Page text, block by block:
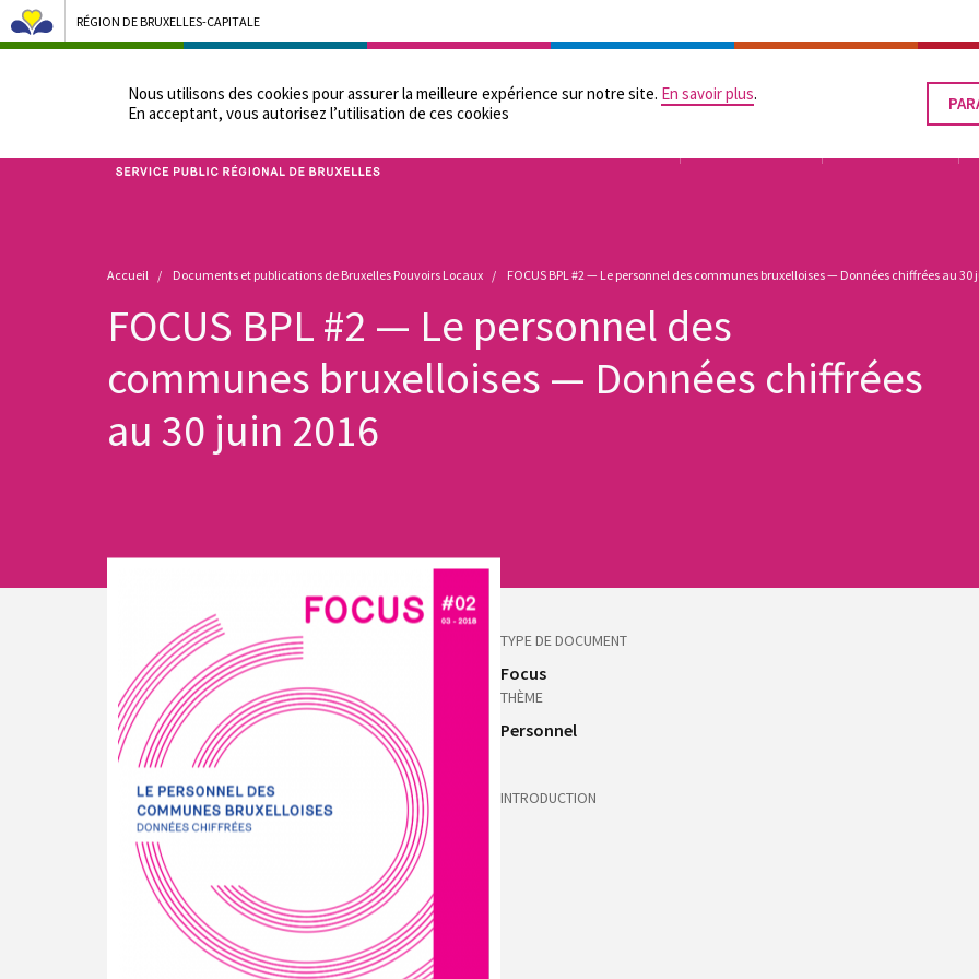
Nous utilisons des cookies pour assurer la meilleure expérience sur notre site. En savoir plus.
En acceptant, vous autorisez lʼutilisation de ces cookies
LE
RÉGION DE BRUXELLES-CAPITALE
Bruxelles Pouvoirs Locaux - Aller à la page d'accueil
NOTRE ADMINISTRATION ÉGALITÉ DES CHANCES
Fil
d'Ariane
Accueil Documents et publications de Bruxelles Pouvoirs Locaux FOCUS BPL #2 — Le personnel des communes bruxelloises — Données chiffrées au 30
FOCUS BPL #2 — Le personnel des
communes bruxelloises — Données chiffrées
au 30 juin 2016
TYPE DE DOCUMENT
Focus
THÈME
Personnel
INTRODUCTION